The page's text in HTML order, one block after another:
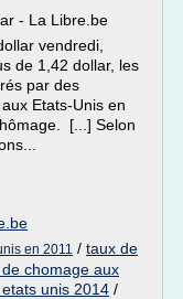
- La Libre.be
vendredi,
de 1,42 dollar, les
par des
Etats-Unis en
[...] Selon
en 2011 / taux de
chomage aux
unis 2014 /